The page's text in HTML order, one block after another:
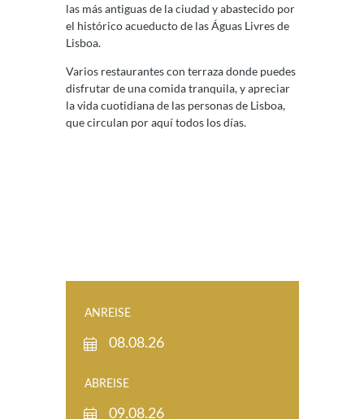
las más antiguas de la ciudad y abastecido por
el histórico acueducto de las Águas Livres de
Lisboa.
Varios restaurantes con terraza donde puedes
disfrutar de una comida tranquila, y apreciar
la vida cuotidiana de las personas de Lisboa,
que circulan por aquí todos los días.